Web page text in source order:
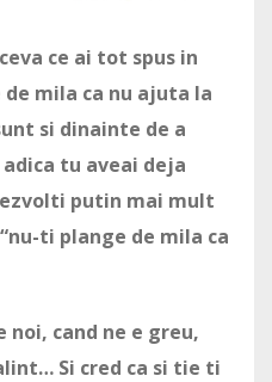
ce ai tot spus in
mila ca nu ajuta la
si dinainte de a
tu aveai deja
putin mai mult
ti plange de mila ca
cand ne e greu,
Si cred ca si tie ti